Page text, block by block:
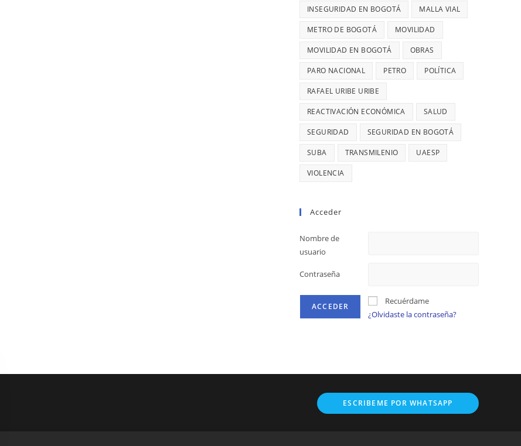
INSEGURIDAD EN BOGOTÁ MALLA VIAL
METRO DE BOGOTÁ MOVILIDAD
MOVILIDAD EN BOGOTÁ OBRAS
PARO NACIONAL PETRO POLÍTICA
RAFAEL URIBE URIBE
REACTIVACIÓN ECONÓMICA SALUD
SEGURIDAD SEGURIDAD EN BOGOTÁ
SUBA TRANSMILENIO UAESP
VIOLENCIA
Acceder
Nombre de
usuario
Contraseña
Recuérdame
¿Olvidaste la contraseña?
ESCRIBEME POR WHATSAPP
Opens